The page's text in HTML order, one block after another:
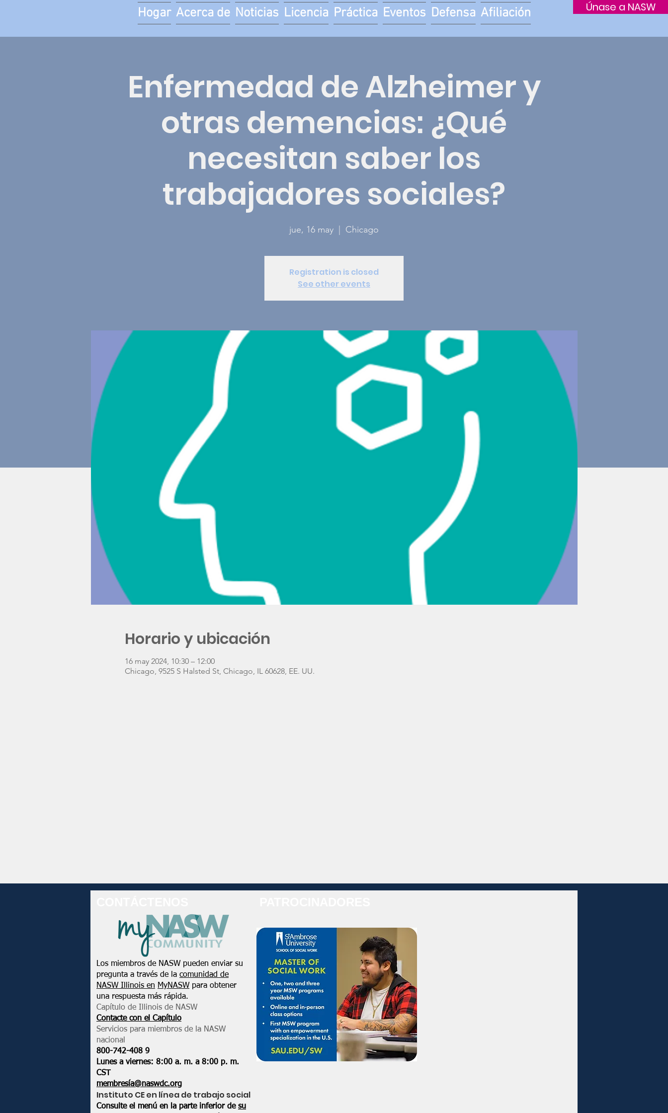
Únase a NASW
Hogar Acerca de Noticias Licencia Práctica Eventos Defensa Afiliación
Enfermedad de Alzheimer y
otras demencias: ¿Qué
necesitan saber los
trabajadores sociales?
jue, 16 may Chicago
Registration is closed
See other events
Horario y ubicación
16 may 2024, 10:30 – 12:00
Chicago, 9525 S Halsted St, Chicago, IL 60628, EE. UU.
Los miembros de NASW pueden enviar su
pregunta a través de la comunidad de
NASW Illinois en MyNASW para obtener
una respuesta más rápida.
Capítulo de Illinois de NASW
Contacte con el Capítulo
Servicios para miembros de la NASW
nacional
800-742-408 9
Lunes a viernes: 8:00 a. m. a 8:00 p. m.
CST
membresía@naswdc.org
Instituto CE en línea de trabajo social
Consulte el menú en la parte inferior de su